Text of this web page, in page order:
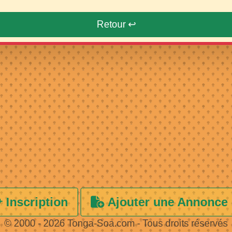
Retour ↩️
Inscription Ajouter une Annonce
© 2000 - 2026 Tonga-Soa.com - Tous droits réservés